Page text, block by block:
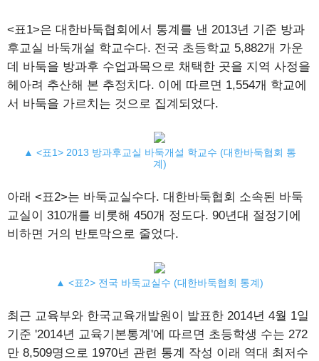
<표1>은 대한바둑협회에서 통계를 낸 2013년 기준 방과
후교실 바둑개설 학교수다. 전국 초등학교 5,882개 가운
데 바둑을 방과후 수업과목으로 채택한 곳을 지역 사정을
헤아려 추산해 본 추정치다. 이에 따르면 1,554개 학교에
서 바둑을 가르치는 것으로 집계되었다.
▲ <표1> 2013 방과후교실 바둑개설 학교수 (대한바둑협회 통
계)
아래 <표2>는 바둑교실수다. 대한바둑협회 소속된 바둑
교실이 310개를 비롯해 450개 정도다. 90년대 절정기에
비하면 거의 반토막으로 줄었다.
▲ <표2> 전국 바둑교실수 (대한바둑협회 통계)
최근 교육부와 한국교육개발원이 발표한 2014년 4월 1일
기준 '2014년 교육기본통계'에 따르면 초등학생 수는 272
만 8,509명으로 1970년 관련 통계 작성 이래 역대 최저수